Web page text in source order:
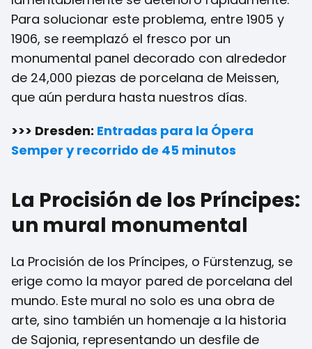
Para solucionar este problema, entre 1905 y
1906, se reemplazó el fresco por un
monumental panel decorado con alrededor
de 24,000 piezas de porcelana de Meissen,
que aún perdura hasta nuestros días.
>>> Dresden: Entradas para la Ópera
Semper y recorrido de 45 minutos
La Procisión de los Príncipes:
un mural monumental
La Procisión de los Príncipes, o Fürstenzug, se
erige como la mayor pared de porcelana del
mundo. Este mural no solo es una obra de
arte, sino también un homenaje a la historia
de Sajonia, representando un desfile de